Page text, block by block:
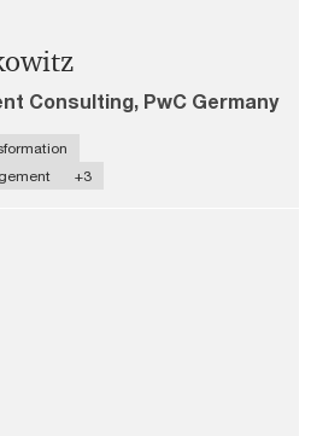
Consulting, PwC Germany
+3